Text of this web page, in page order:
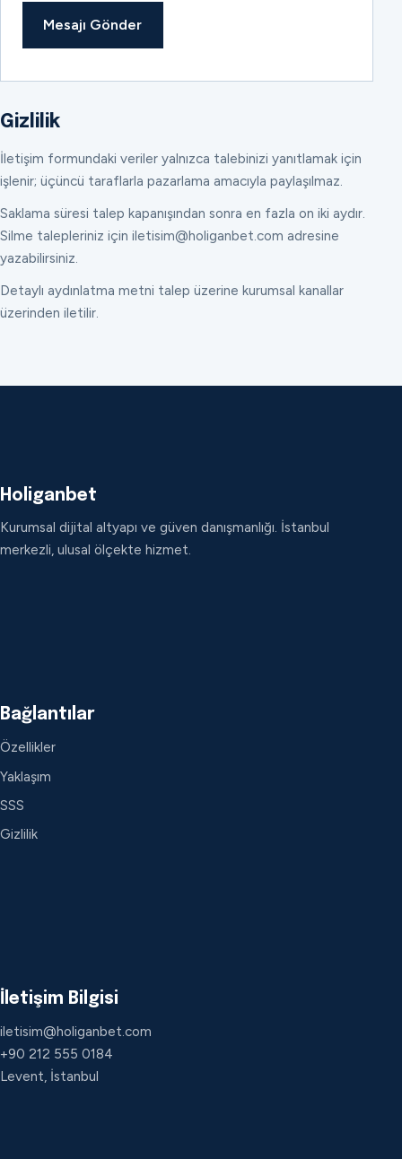
Mesajı Gönder
Gizlilik
İletişim formundaki veriler yalnızca talebinizi yanıtlamak için
işlenir; üçüncü taraflarla pazarlama amacıyla paylaşılmaz.
Saklama süresi talep kapanışından sonra en fazla on iki aydır.
Silme talepleriniz için iletisim@holiganbet.com adresine
yazabilirsiniz.
Detaylı aydınlatma metni talep üzerine kurumsal kanallar
üzerinden iletilir.
Holiganbet
Kurumsal dijital altyapı ve güven danışmanlığı. İstanbul
merkezli, ulusal ölçekte hizmet.
Bağlantılar
Özellikler
Yaklaşım
SSS
Gizlilik
İletişim Bilgisi
iletisim@holiganbet.com
+90 212 555 0184
Levent, İstanbul